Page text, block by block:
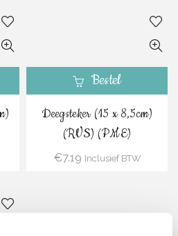
Bestel
Deegsteker (15 x 8,5cm)
(RVS) (PME)
€7.19 Inclusief BTW